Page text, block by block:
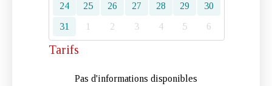
24
25 26 27 28 29
30
31
1 2 3 4 5 6
Tarifs
Pas d'informations disponibles